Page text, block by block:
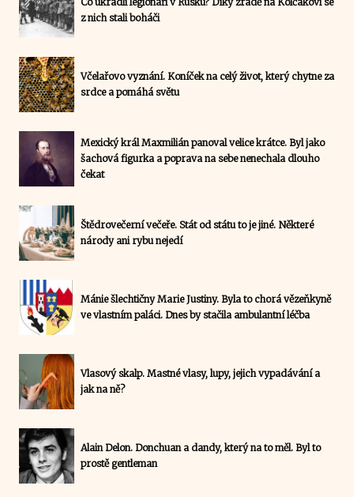
z nich stali boháči
Včelařovo vyznání. Koníček na celý život, který chytne za
srdce a pomáhá světu
Mexický král Maxmilián panoval velice krátce. Byl jako
šachová figurka a poprava na sebe nenechala dlouho
čekat
Štědrovečerní večeře. Stát od státu to je jiné. Některé
národy ani rybu nejedí
Mánie šlechtičny Marie Justiny. Byla to chorá vězeňkyně
ve vlastním paláci. Dnes by stačila ambulantní léčba
Vlasový skalp. Mastné vlasy, lupy, jejich vypadávání a
jak na ně?
Alain Delon. Donchuan a dandy, který na to měl. Byl to
prostě gentleman